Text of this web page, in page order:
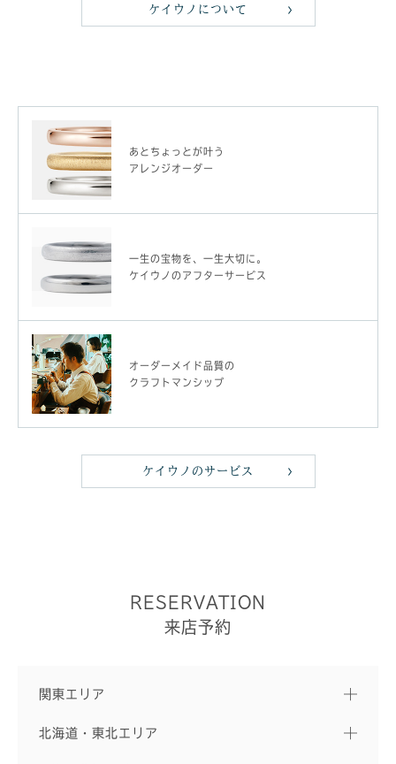
ケイウノについて
あとちょっとが叶う
アレンジオーダー
一生の宝物を、一生大切に。
ケイウノのアフターサービス
オーダーメイド品質の
クラフトマンシップ
ケイウノのサービス
RESERVATION
来店予約
関東エリア
北海道・東北エリア